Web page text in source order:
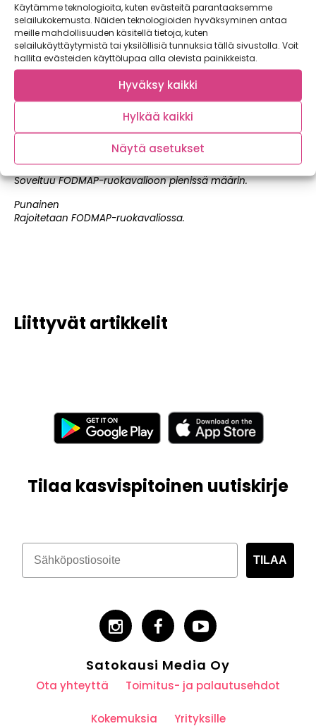
Käytämme teknologioita, kuten evästeitä parantaaksemme
selailukokemusta. Näiden teknologioiden hyväksyminen antaa
meille mahdollisuuden käsitellä tietoja, kuten
selailukäyttäytymistä tai yksilöllisiä tunnuksia tällä sivustolla. Voit
hallita evästeiden käyttölupaa alla olevista painikkeista.
Hyväksy kaikki
Hylkää kaikki
Näytä asetukset
Herkkävatsaisen ruokavaliossa kiinnitetään huomiota
FODMAP-hiilihydraatteihin. Lyhenne FODMAP tulee sanoista
fermentoituvat oligosakkaridit, disakkaridit, monosakkaridit
ja polyolit. Nämä ovat imeytymättömiä hiilihydraatteja, joita
loytyy myös monista vihanneksista, hedelmistä ja
marjoista. Kyseiset hiilihydraatit eivat imeydy ohutsuolessa
vaan kulkeutuvat paksusuoleen, jossa ne fermentoituvat ja
tuottavat osalle ihmisistä suolisto-oireita.
Vihreä
Soveltuu FODMAP-ruokavalioon.
Keltainen
Soveltuu FODMAP-ruokavalioon pienissä määrin.
Punainen
Rajoitetaan FODMAP-ruokavaliossa.
Liittyvät artikkelit
Tilaa kasvispitoinen uutiskirje
TILAA
Satokausi Media Oy
Ota yhteyttä Toimitus- ja palautusehdot
Kokemuksia Yrityksille